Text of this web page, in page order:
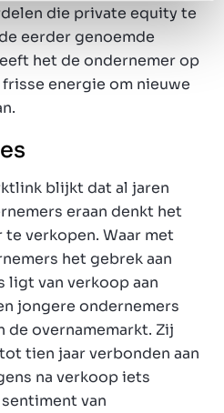
die private equity te
eerder genoemde
het de ondernemer op
energie om nieuwe
blijkt dat al jaren
eraan denkt het
verkopen. Waar met
het gebrek aan
ligt van verkoop aan
jongere ondernemers
de overnamemarkt. Zij
tien jaar verbonden aan
na verkoop iets
van